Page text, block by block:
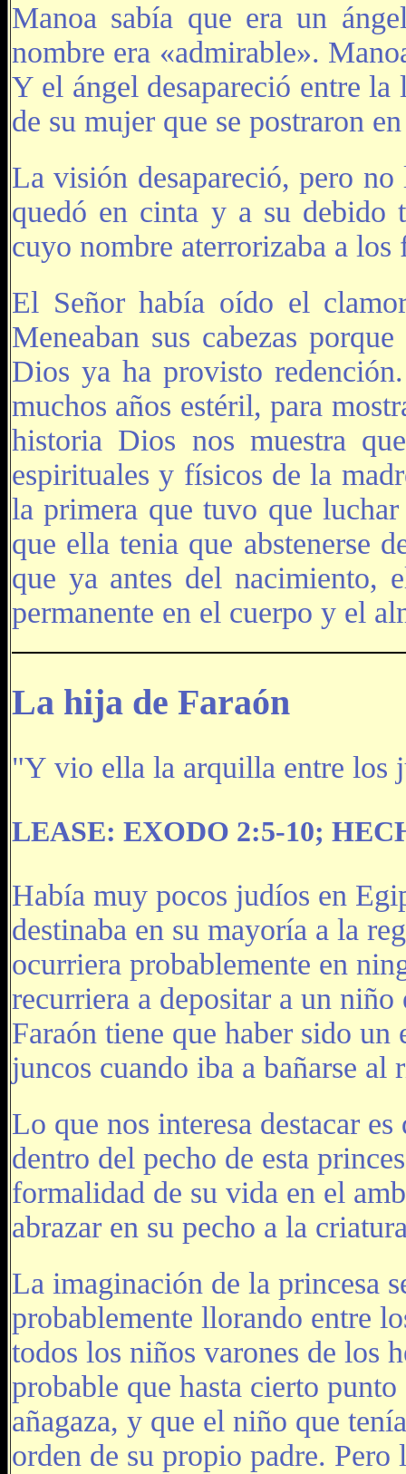
Manoa sabía que era un
nombre era «admirable».
Y el ángel desapareció entre
de su mujer que se postraron
La visión desapareció, pero
quedó en cinta y a su debido
cuyo nombre aterrorizaba a los
El Señor había oído el
Meneaban sus cabezas
Dios ya ha provisto
muchos años estéril, para
historia Dios nos muestra
espirituales y físicos de la
la primera que tuvo que
que ella tenia que abstenerse
que ya antes del nacimiento,
permanente en el cuerpo y el
La hija de Faraón
"Y vio ella la arquilla entre los
LEASE: EXODO 2:5-10;
Había muy pocos judíos en
destinaba en su mayoría a la
ocurriera probablemente en
recurriera a depositar a un
Faraón tiene que haber sido
juncos cuando iba a bañarse al
Lo que nos interesa destacar
dentro del pecho de esta
formalidad de su vida en el
abrazar en su pecho a la
La imaginación de la princesa
probablemente llorando entre
todos los niños varones de los
probable que hasta cierto
añagaza, y que el niño que
orden de su propio padre. Pero